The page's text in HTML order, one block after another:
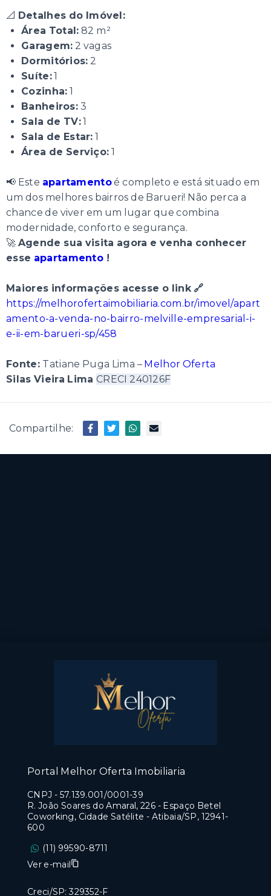
📐 Detalhes do Imóvel:
Área Total: 82 m²
Garagem: 2 vagas
Dormitórios: 2
Suíte:1
Cozinha: 1
Banheiros: 3
Sala de TV:1
Sala de Estar: 1
Área de Serviço: 1
📢 Este apartamentoé completo e está situado em
um dos melhores bairros de Barueri! Não perca a
chance de viver em um lugar que combina
modernidade, conforto e segurança.
🚀 Agende sua visita agora e venha conhecer
esse apartamento !
Maiores informações acesse o link 🔗
https://melhorofertaimobiliaria.com.br/imovel/apart
amento-a-venda-no-bairro-melville-empresarial-i-
e-ii-em-barueri-sp/458
Fonte: Tatiane Puga Lima – Melhor Oferta
Silas Vieira LimaCRECI 240126F
Compartilhe:
Portal Melhor Oferta Imobiliaria
CNPJ - 57.139.001/0001-39
R. João Soares do Amaral, 226 - Espaço Betel
Coworking, Cidade Satélite - Atibaia/SP, 12941-
600
(11) 99590-8711
Ver e-mail
Creci/SP: 329352-F